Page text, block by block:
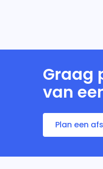
Graag
van
Plan een